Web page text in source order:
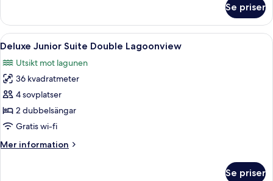
Bed
Junior
Suite,
King
and
Trundle
Se priser
Öppna
alla
foton
för
Deluxe
Junior
Suite
Lagoonview
Ett hotellrum med två sängar, ett
4
Deluxe Junior Suite Double Lagoonview
Utsikt mot lagunen
36 kvadratmeter
4 sovplatser
2 dubbelsängar
Gratis wi-fi
Mer information
Mer
Se priser